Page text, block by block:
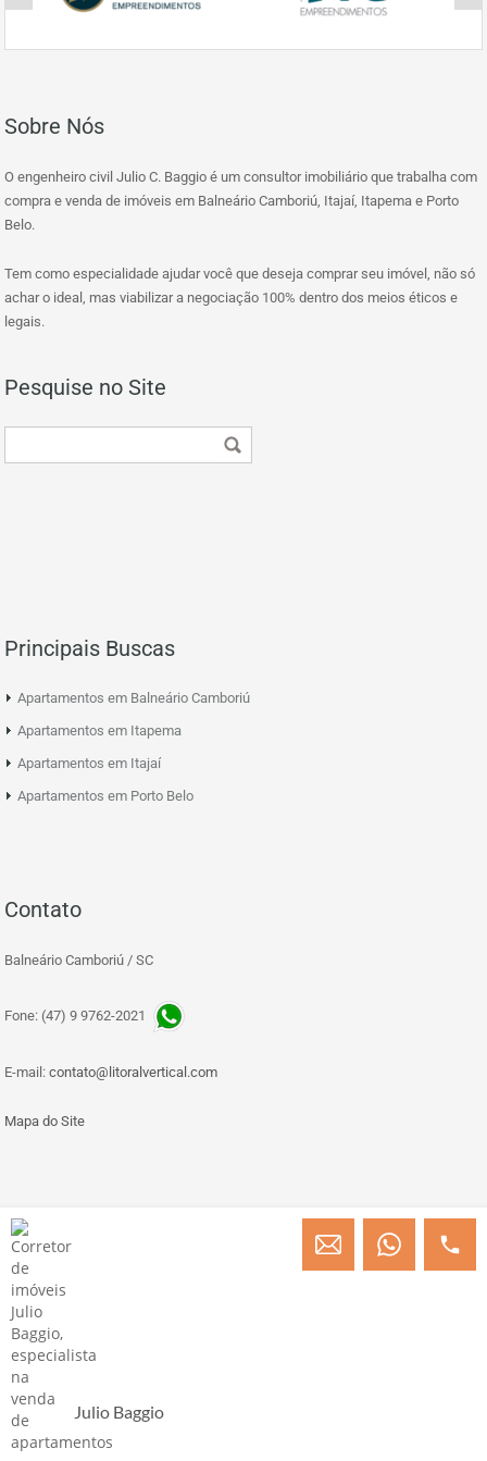
Sobre Nós
O engenheiro civil Julio C. Baggio é um consultor imobiliário que trabalha com
compra e venda de imóveis em Balneário Camboriú, Itajaí, Itapema e Porto
Belo.
Tem como especialidade ajudar você que deseja comprar seu imóvel, não só
achar o ideal, mas viabilizar a negociação 100% dentro dos meios éticos e
legais.
Pesquise no Site
Principais Buscas
Apartamentos em Balneário Camboriú
Apartamentos em Itapema
Apartamentos em Itajaí
Apartamentos em Porto Belo
Contato
Balneário Camboriú / SC
Fone: (47) 9 9762-2021
E-mail: contato@litoralvertical.com
Mapa do Site
© Copyright 2013 » 2026 Engenheiro Julio C. Baggio - Corretor de Imóveis
Julio Baggio